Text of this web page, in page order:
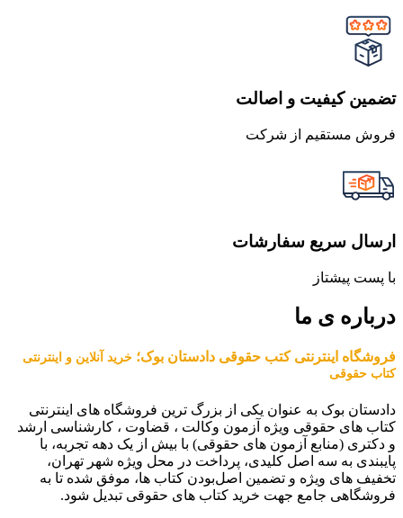
تضمین کیفیت و اصالت
فروش مستقیم از شرکت
ارسال سریع سفارشات
با پست پیشتاز
درباره ی ما
فروشگاه اینترنتی کتب حقوقی دادستان بوک؛ خرید آنلاین و اینترنتی
کتاب حقوقی
دادستان بوک به عنوان یکی از بزرگ ترین فروشگاه های اینترنتی
کتاب های حقوقی ویژه آزمون وکالت ، قضاوت ، کارشناسی ارشد
و دکتری (منابع آزمون های حقوقی) با بیش از یک دهه تجربه، با
پایبندی به سه اصل کلیدی، پرداخت در محل ویژه شهر تهران،
تخفیف های ویژه و تضمین اصل‌بودن کتاب ها، موفق شده تا به
فروشگاهی جامع جهت خرید کتاب های حقوقی تبدیل شود.